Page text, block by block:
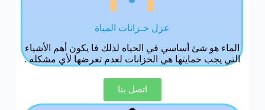
عزل خـزانات المياة
الماء هو شئ أساسي في الحياه لذلك فا يكون أهم الأشياء
التي يجب حمايتها هي الخزانات لعدم تعرضها لأي مشكله .
اتصل بنا